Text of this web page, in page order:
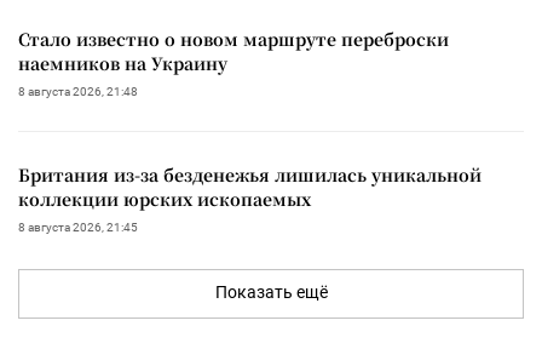
Стало известно о новом маршруте переброски
наемников на Украину
8 августа 2026, 21:48
Британия из-за безденежья лишилась уникальной
коллекции юрских ископаемых
8 августа 2026, 21:45
Показать ещё